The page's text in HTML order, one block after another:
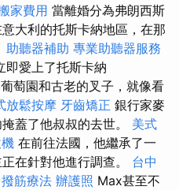
家費用 當離婚分為弗朗西斯
大利的托斯卡納地區，在那
助聽器補助 專業助聽器服務
即愛上了托斯卡納
萄園和古老的叉子，就像看
放鬆按摩 牙齒矯正 銀行家麥
蓋了他叔叔的去世。 美式
在前往法國，他繼承了一
在針對他進行調查。 台中
筋療法 辦護照 Max甚至不